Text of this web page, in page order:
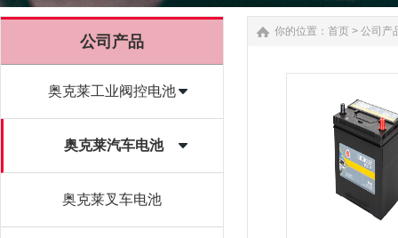
公司产品
奥克莱工业阀控电池
奥克莱汽车电池
奥克莱叉车电池
你的位置： 首页 > 公司产